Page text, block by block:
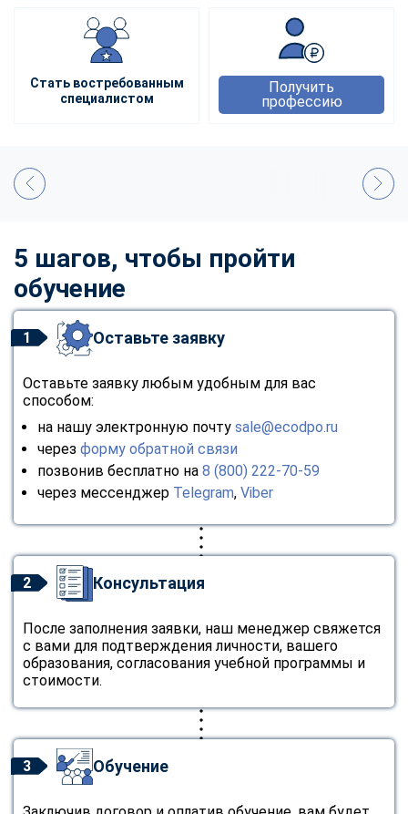
Стать востребованным
специалистом
Получить
профессию
5 шагов, чтобы пройти
обучение
1 Оставьте заявку
Оставьте заявку любым удобным для вас
способом:
на нашу электронную почту sale@ecodpo.ru
через форму обратной связи
позвонив бесплатно на 8 (800) 222-70-59
через мессенджер Telegram, Viber
2 Консультация
После заполнения заявки, наш менеджер свяжется
с вами для подтверждения личности, вашего
образования, согласования учебной программы и
стоимости.
3 Обучение